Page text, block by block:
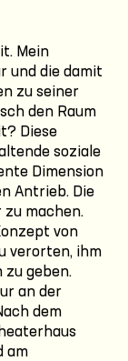
Mein
und die damit
zu seiner
den Raum
Diese
soziale
Dimension
Antrieb. Die
zu machen.
von
verorten, ihm
geben.
an der
dem
am